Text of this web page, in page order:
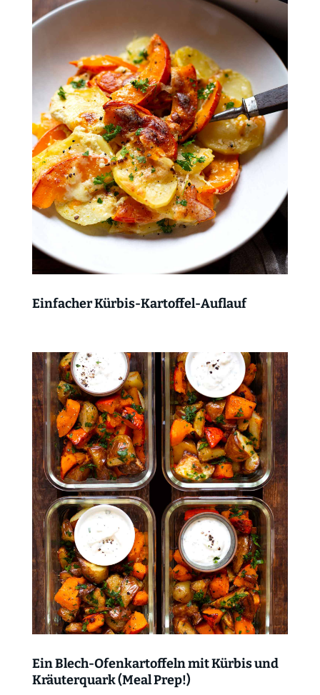
Einfacher Kürbis-Kartoffel-Auflauf
Ein Blech-Ofenkartoffeln mit Kürbis und
Kräuterquark (Meal Prep!)